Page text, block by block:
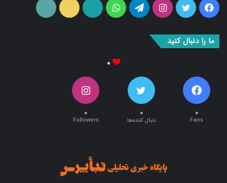
فیس
توییتر اینستاگرامتلگرام واتس
آپارات ایتا
ما را دنبال کنید
۰
۰
Fans
۰
دنبال کننده‌ها
۰
Followers